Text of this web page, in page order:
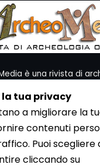
è una rivista di
la Redazione
recapiti:
ArcheoMedia c/o
80/D - 10128 Torino
- Fax 011.5808561
tua privacy
a migliorare la
contenuti
Puoi scegliere
cliccando su